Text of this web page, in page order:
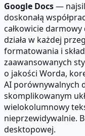
Google Docs—
doskonałą
całkowicie
działa w każdej
formatowania i
zaawansowanych
o jakości Worda,
AI porównywalnych
skomplikowanym
wielokolumnowy
nieprzewidywalnie.
desktopowej.